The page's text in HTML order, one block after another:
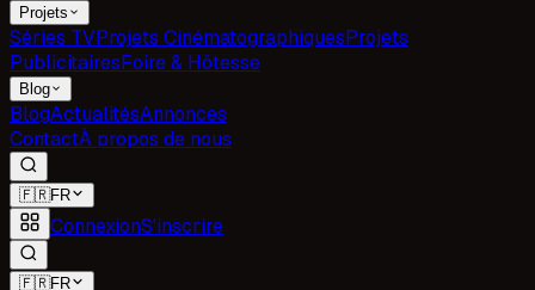
Projets
Séries TVProjets CinématographiquesProjets
PublicitairesFoire & Hôtesse
Blog
BlogActualitésAnnonces
ContactÀ propos de nous
🇫🇷FR
ConnexionS'inscrire
🇫🇷FR